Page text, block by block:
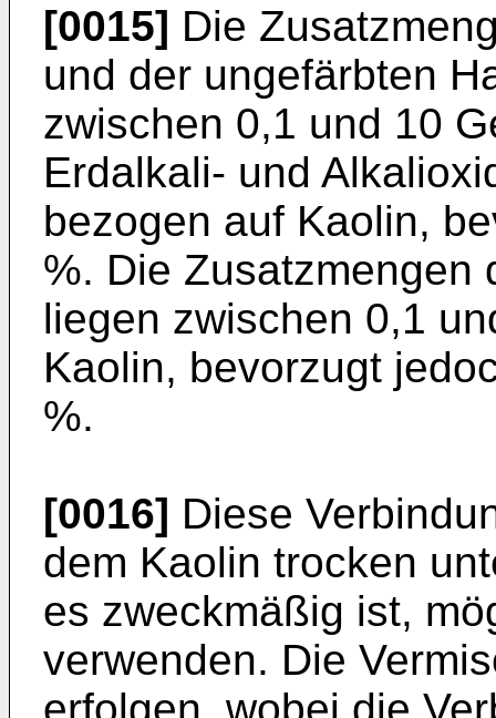
[0015] Die
und der ungefärbten
zwischen 0,1 und 10
Erdalkali- und
bezogen auf Kaolin,
%. Die Zusatzmengen
liegen zwischen 0,1
Kaolin, bevorzugt
%.
[0016] Diese
dem Kaolin trocken
es zweckmäßig ist,
verwenden. Die
erfolgen, wobei die